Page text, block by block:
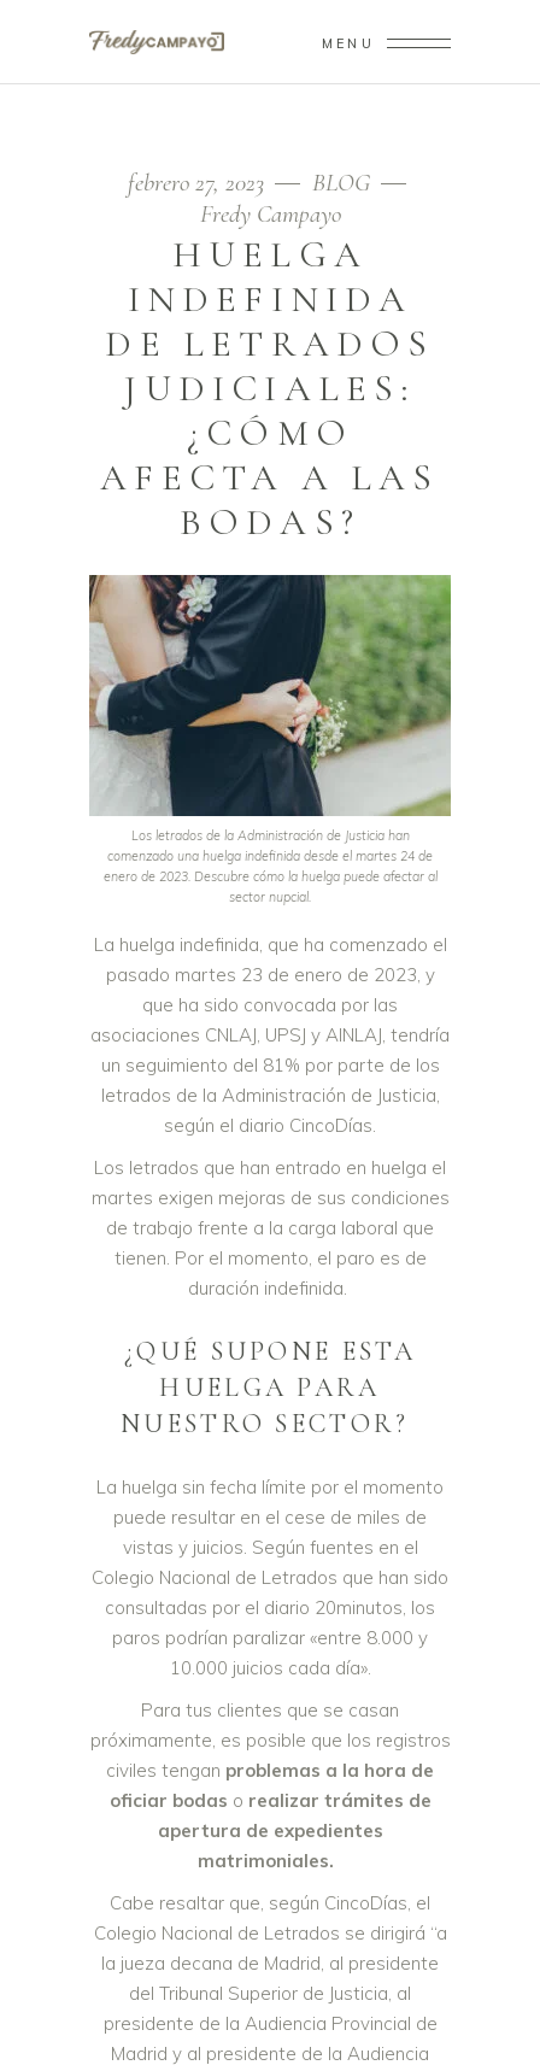
MENU
febrero 27, 2023
BLOG
Fredy Campayo
HUELGA
INDEFINIDA
DE LETRADOS
JUDICIALES:
¿CÓMO
AFECTA A LAS
BODAS?
Los letrados de la Administración de Justicia han
comenzado una huelga indefinida desde el martes 24 de
enero de 2023. Descubre cómo la huelga puede afectar al
sector nupcial.
La huelga indefinida, que ha comenzado el
pasado martes 23 de enero de 2023, y
que ha sido convocada por las
asociaciones CNLAJ, UPSJ y AINLAJ, tendría
un seguimiento del 81% por parte de los
letrados de la Administración de Justicia,
según el diario CincoDías.
Los letrados que han entrado en huelga el
martes exigen mejoras de sus condiciones
de trabajo frente a la carga laboral que
tienen. Por el momento, el paro es de
duración indefinida.
¿QUÉ SUPONE ESTA
HUELGA PARA
NUESTRO SECTOR?
La huelga sin fecha límite por el momento
puede resultar en el cese de miles de
vistas y juicios. Según fuentes en el
Colegio Nacional de Letrados que han sido
consultadas por el diario 20minutos, los
paros podrían paralizar «entre 8.000 y
10.000 juicios cada día».
Para tus clientes que se casan
próximamente, es posible que los registros
civiles tengan problemas a la hora de
oficiar bodas o realizar trámites de
apertura de expedientes
matrimoniales.
Cabe resaltar que, según CincoDías, el
Colegio Nacional de Letrados se dirigirá “a
la jueza decana de Madrid, al presidente
del Tribunal Superior de Justicia, al
presidente de la Audiencia Provincial de
Madrid y al presidente de la Audiencia